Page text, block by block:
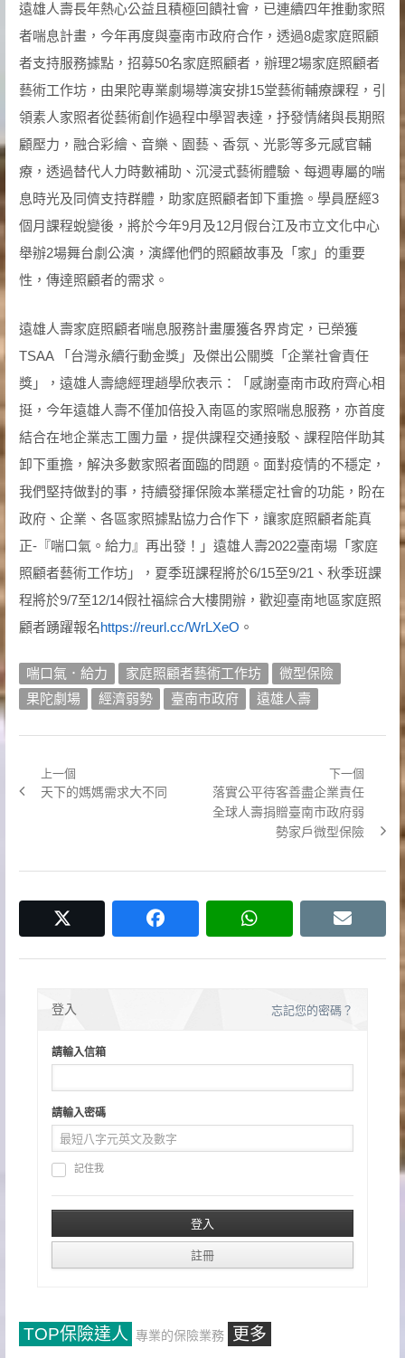
遠雄人壽長年熱心公益且積極回饋社會，已連續四年推動家照
者喘息計畫，今年再度與臺南市政府合作，透過8處家庭照顧
者支持服務據點，招募50名家庭照顧者，辦理2場家庭照顧者
藝術工作坊，由果陀專業劇場導演安排15堂藝術輔療課程，引
領素人家照者從藝術創作過程中學習表達，抒發情緒與長期照
顧壓力，融合彩繪、音樂、園藝、香氛、光影等多元感官輔
療，透過替代人力時數補助、沉浸式藝術體驗、每週專屬的喘
息時光及同儕支持群體，助家庭照顧者卸下重擔。學員歷經3
個月課程蛻變後，將於今年9月及12月假台江及市立文化中心
舉辦2場舞台劇公演，演繹他們的照顧故事及「家」的重要
性，傳達照顧者的需求。
遠雄人壽家庭照顧者喘息服務計畫屢獲各界肯定，已榮獲
TSAA 「台灣永續行動金獎」及傑出公關獎「企業社會責任
獎」，遠雄人壽總經理趙學欣表示：「感謝臺南市政府齊心相
挺，今年遠雄人壽不僅加倍投入南區的家照喘息服務，亦首度
結合在地企業志工團力量，提供課程交通接駁、課程陪伴助其
卸下重擔，解決多數家照者面臨的問題。面對疫情的不穩定，
我們堅持做對的事，持續發揮保險本業穩定社會的功能，盼在
政府、企業、各區家照據點協力合作下，讓家庭照顧者能真
正-『喘口氣。給力』再出發！」遠雄人壽2022臺南場「家庭
照顧者藝術工作坊」，夏季班課程將於6/15至9/21、秋季班課
程將於9/7至12/14假社福綜合大樓開辦，歡迎臺南地區家庭照
顧者踴躍報名https://reurl.cc/WrLXeO 。
喘口氣．給力 家庭照顧者藝術工作坊
微型保險
果陀劇場
經濟弱勢 臺南市政府 遠雄人壽
覽
上一個
Previous
天下的媽媽需求大不同
下一個
Next
post:
落實公平待客善盡企業責任
全球人壽捐贈臺南市政府弱
勢家戶微型保險
facebook whatsapp email
登入 忘記您的密碼？
請輸入信箱
請輸入密碼
記住我
TOP保險達人 專業的保險業務 更多